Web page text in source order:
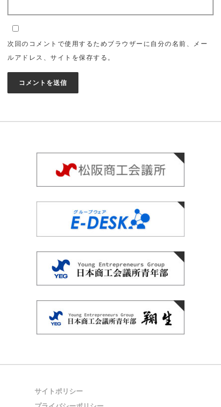
次回のコメントで使用するためブラウザーに自分の名前、メー
ルアドレス、サイトを保存する。
サイトポリシー